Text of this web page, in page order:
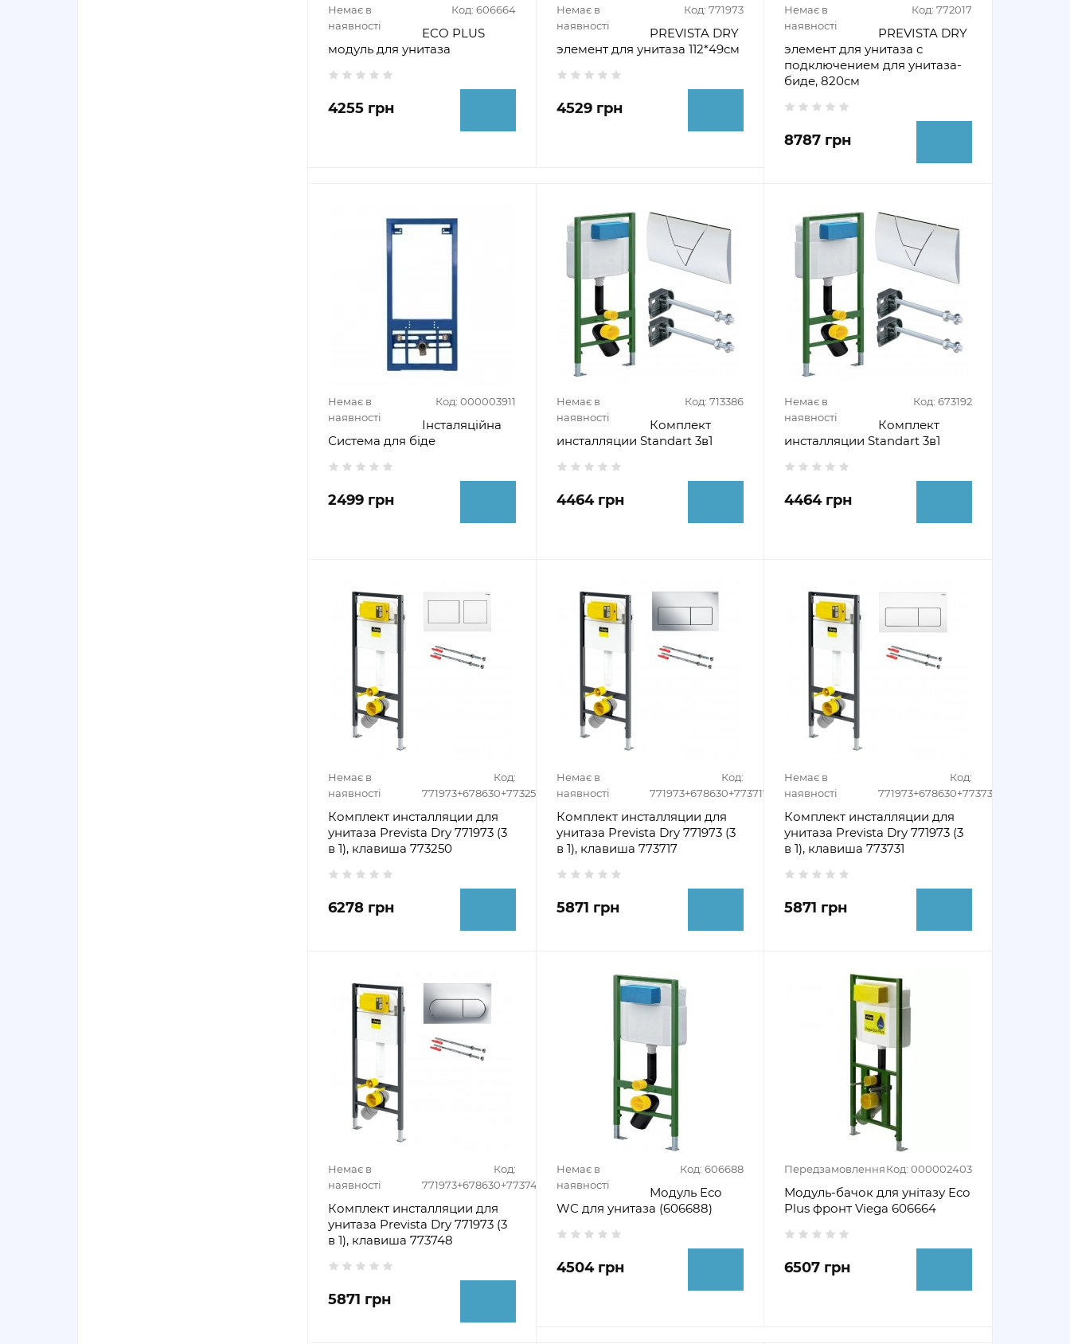
Немає в
наявності
Код: 606664
ECO PLUS
модуль для унитаза
4255 грн
Немає в
наявності
Код: 771973
PREVISTA DRY
элемент для унитаза 112*49см
4529 грн
Немає в
наявності
Код: 772017
PREVISTA DRY
элемент для унитаза с
подключением для унитаза-
биде, 820см
8787 грн
Немає в
наявності
Код: 000003911
Інсталяційна
Система для біде
2499 грн
Немає в
наявності
Код: 713386
Комплект
инсталляции Standart 3в1
4464 грн
Немає в
наявності
Код: 673192
Комплект
инсталляции Standart 3в1
4464 грн
Немає в
наявності
Код:
771973+678630+773250
Комплект инсталляции для
унитаза Prevista Dry 771973 (3
в 1), клавиша 773250
6278 грн
Немає в
наявності
Код:
771973+678630+773717
Комплект инсталляции для
унитаза Prevista Dry 771973 (3
в 1), клавиша 773717
5871 грн
Немає в
наявності
Код:
771973+678630+773731
Комплект инсталляции для
унитаза Prevista Dry 771973 (3
в 1), клавиша 773731
5871 грн
Немає в
наявності
Код:
771973+678630+773748
Комплект инсталляции для
унитаза Prevista Dry 771973 (3
в 1), клавиша 773748
5871 грн
Немає в
наявності
Код: 606688
Модуль Eco
WC для унитаза (606688)
4504 грн
ПередзамовленняКод: 000002403
Модуль-бачок для унітазу Eco
Plus фронт Viega 606664
6507 грн